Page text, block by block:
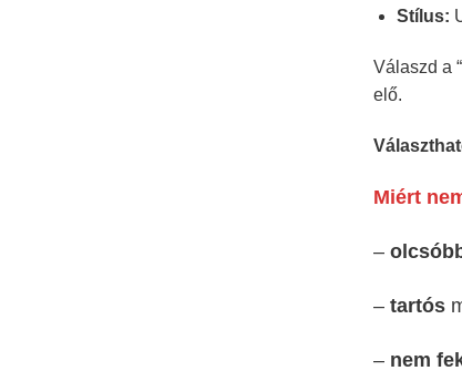
Stílus:
Válaszd a
elő.
Miért
–
– tartós
– nem